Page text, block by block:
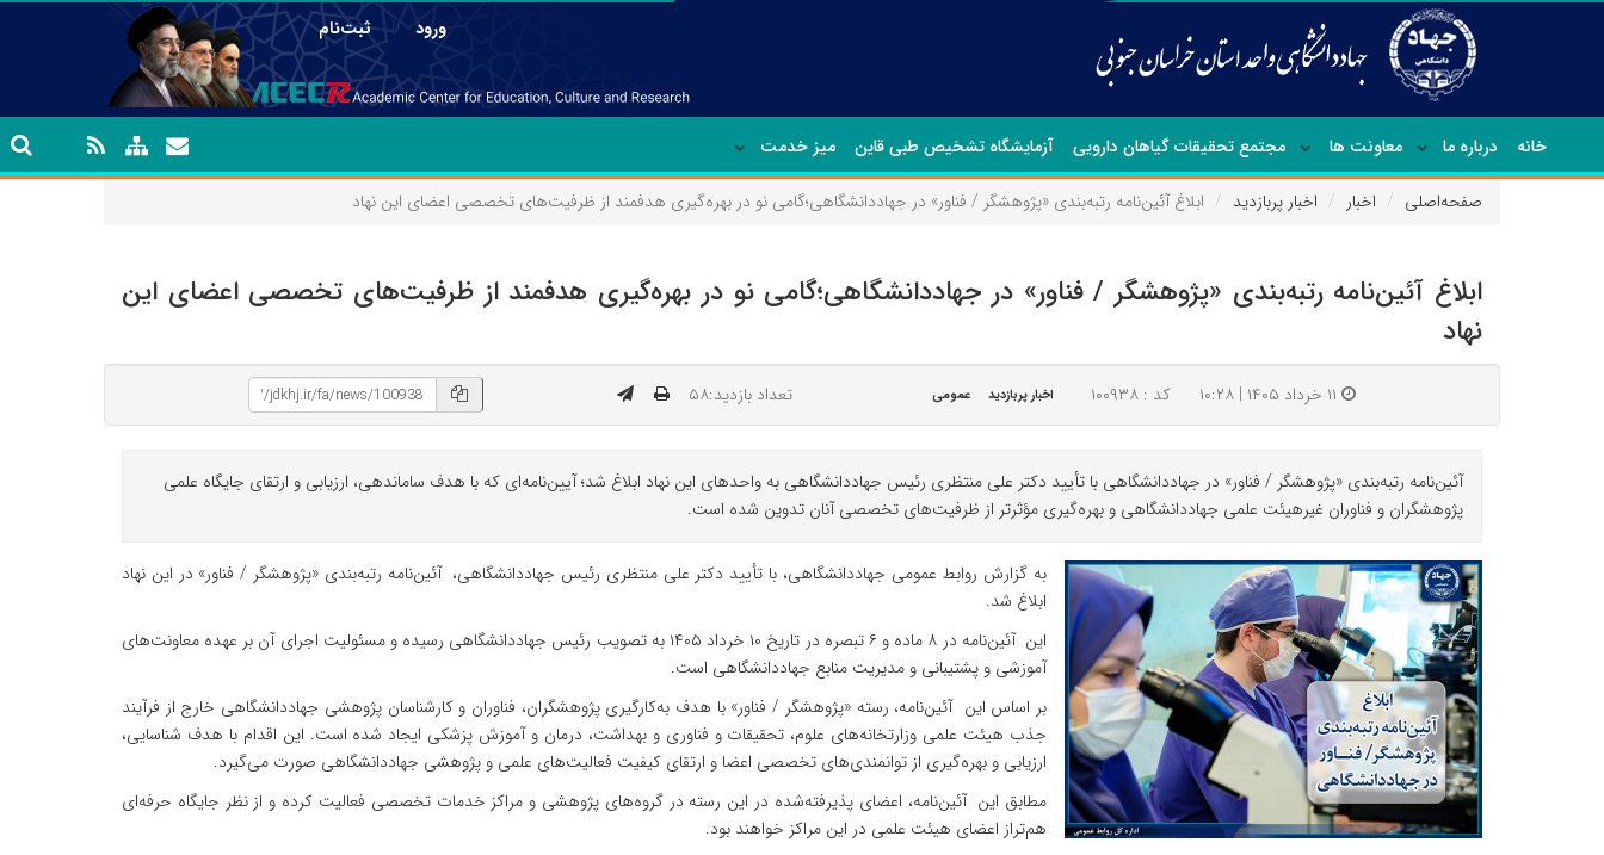
ورود | ثبت‌نام
خانه درباره ما معاونت ها مجتمع تحقیقات گیاهان دارویی آزمایشگاه تشخیص طبی قاین میز خدمت
صفحه‌اصلی اخبار اخبار پربازدید ابلاغ آئین‌نامه رتبه‌بندی «پژوهشگر / فناور» در جهاددانشگاهی؛گامی نو در بهره‌گیری هدفمند از ظرفیت‌های تخصصی اعضای این نهاد
ابلاغ آئین‌نامه رتبه‌بندی «پژوهشگر / فناور» در جهاددانشگاهی؛گامی نو در بهره‌گیری هدفمند از ظرفیت‌های تخصصی اعضای این
نهاد
کد : ۱۰۰۹۳۸ اخبار پربازدید عمومی تعداد بازدید:۵۸
آئین‌نامه رتبه‌بندی «پژوهشگر / فناور» در جهاددانشگاهی با تأیید دکتر علی منتظری رئیس جهاددانشگاهی به واحدهای این نهاد ابلاغ شد؛ آیین‌نامه‌ای که با هدف ساماندهی، ارزیابی و ارتقای جایگاه علمی
پژوهشگران و فناوران غیرهیئت علمی جهاددانشگاهی و بهره‌گیری مؤثرتر از ظرفیت‌های تخصصی آنان تدوین شده است.
به گزارش روابط عمومی جهاددانشگاهی، با تأیید دکتر علی منتظری رئیس جهاددانشگاهی، آئین‌نامه رتبه‌بندی «پژوهشگر / فناور» در این نهاد
ابلاغ شد.
این آئین‌نامه در ۸ ماده و ۶ تبصره در تاریخ ۱۰ خرداد ۱۴۰۵ به تصویب رئیس جهاددانشگاهی رسیده و مسئولیت اجرای آن بر عهده معاونت‌های
آموزشی و پشتیبانی و مدیریت منابع جهاددانشگاهی است.
بر اساس این آئین‌نامه، رسته «پژوهشگر / فناور» با هدف به‌کارگیری پژوهشگران، فناوران و کارشناسان پژوهشی جهاددانشگاهی خارج از فرآیند
جذب هیئت علمی وزارتخانه‌های علوم، تحقیقات و فناوری و بهداشت، درمان و آموزش پزشکی ایجاد شده است. این اقدام با هدف شناسایی،
ارزیابی و بهره‌گیری از توانمندی‌های تخصصی اعضا و ارتقای کیفیت فعالیت‌های علمی و پژوهشی جهاددانشگاهی صورت می‌گیرد.
مطابق این آئین‌نامه، اعضای پذیرفته‌شده در این رسته در گروه‌های پژوهشی و مراکز خدمات تخصصی فعالیت کرده و از نظر جایگاه حرفه‌ای
هم‌تراز اعضای هیئت علمی در این مراکز خواهند بود.